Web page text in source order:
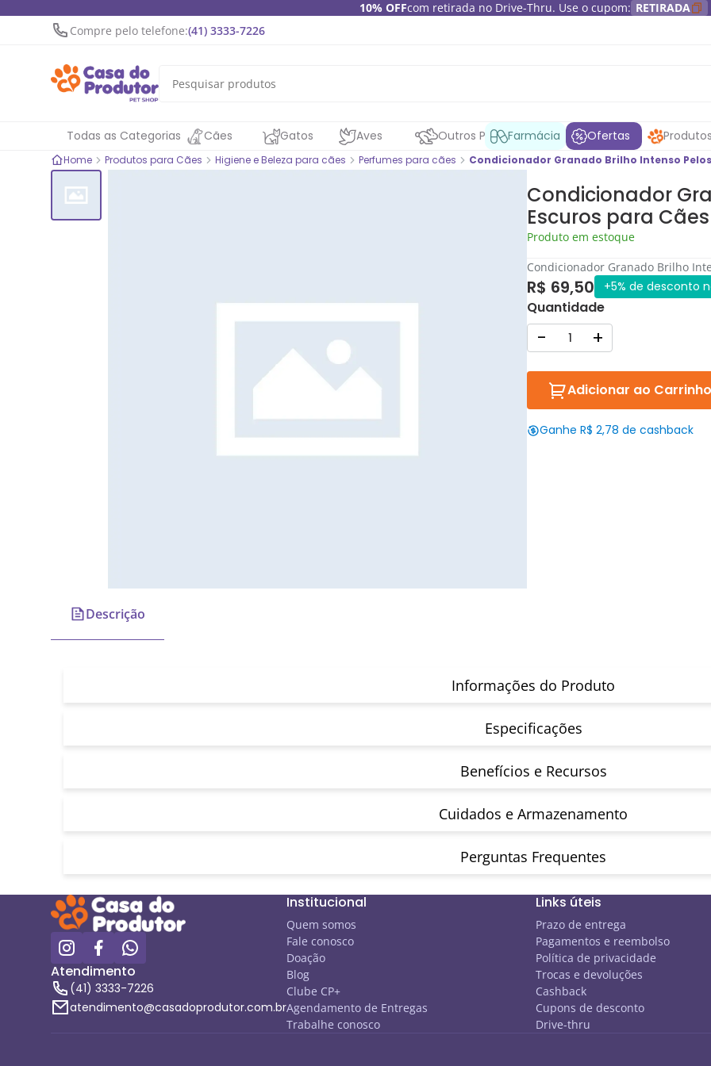
10% OFFcom retirada no Drive-Thru. Use o cupom: RETIRADA
Compre pelo telefone:(41) 3333-7226
Todas as Categorias Cães Gatos Aves Outros Pets Farmácia Ofertas
Home Produtos para Cães Higiene e Beleza para cães Perfumes para cães Condicionador Granado Brilho Intenso
Condicionador
Escuros para
Produto em estoque
Condicionador Granado Brilho
R$ 69,50 +5% de desconto
Quantidade
- +
Adicionar ao Carrinho
Ganhe R$ 2,78 de cashback
Descrição
Informações do Produto
Especificações
Benefícios e Recursos
Cuidados e Armazenamento
Perguntas Frequentes
Atendimento
(41) 3333-7226
atendimento@casadoprodutor.com.br
Institucional
Quem somos
Fale conosco
Doação
Blog
Clube CP+
Agendamento de Entregas
Trabalhe conosco
Links úteis
Prazo de entrega
Pagamentos e reembolso
Política de privacidade
Trocas e devoluções
Cashback
Cupons de desconto
Drive-thru